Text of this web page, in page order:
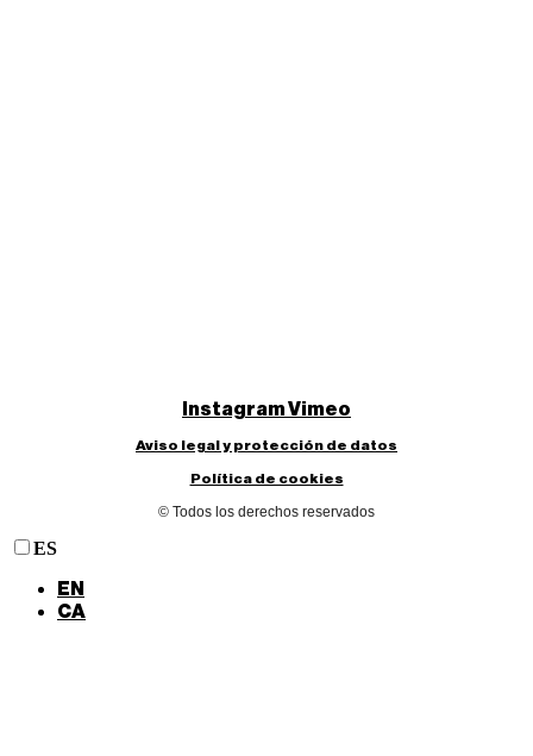
InstagramVimeo
Aviso legal y protección de datos
Política de cookies
© Todos los derechos reservados
ES
EN
CA